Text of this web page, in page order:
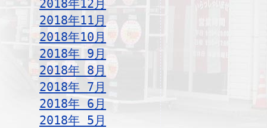
2018年12月
2018年11月
2018年10月
2018年 9月
2018年 8月
2018年 7月
2018年 6月
2018年 5月